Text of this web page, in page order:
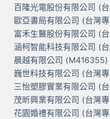
百隆光電股份有限公司 (
歐亞書局有限公司 (台灣
富禾生醫股份有限公司 (
涵柯智能科技有限公司 (
晨越有限公司 (M416355)
巍世科技有限公司 (台灣
三怡塑膠實業有限公司 (
茂昕興業有限公司 (台灣
花園婚禮有限公司 (台灣